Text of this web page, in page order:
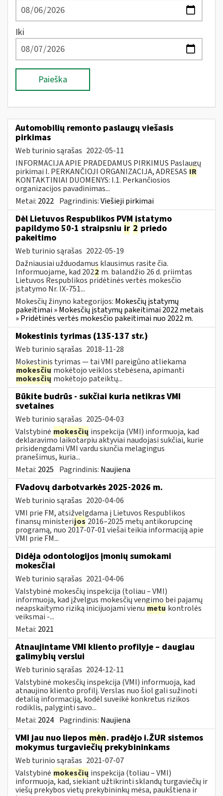
Iki
Paieška
Automobilių remonto paslaugų viešasis
pirkimas
Web turinio sąrašas 2022-05-11
INFORMACIJA APIE PRADEDAMUS PIRKIMUS Paslaugų
pirkimai I. PERKANČIOJI ORGANIZACIJA, ADRESAS IR
KONTAKTINIAI DUOMENYS: I.1. Perkančiosios
organizacijos pavadinimas...
Metai: 2022 Pagrindinis:Viešieji pirkimai
Dėl Lietuvos Respublikos PVM įstatymo
papildymo 50-1 straipsniu ir 2 priedo
pakeitimo
Web turinio sąrašas 2022-05-19
Dažniausiai užduodamus klausimus rasite čia.
Informuojame, kad 2022 m. balandžio 26 d. priimtas
Lietuvos Respublikos pridėtinės vertės mokesčio
įstatymo Nr. IX-751...
Mokesčių žinyno kategorijos: Mokesčių įstatymų
pakeitimai » Mokesčių įstatymų pakeitimai 2022 metais
» Pridėtinės vertės mokesčio pakeitimai nuo 2022 m.
Mokestinis tyrimas (135-137 str.)
Web turinio sąrašas 2018-11-28
Mokestinis tyrimas — tai VMI pareigūno atliekama
mokesčių mokėtojo veiklos stebėsena, apimanti
mokesčių mokėtojo pateiktų...
Būkite budrūs - sukčiai kuria netikras VMI
svetaines
Web turinio sąrašas 2025-04-03
Valstybinė mokesčių inspekcija (VMI) informuoja, kad
deklaravimo laikotarpiu aktyviai naudojasi sukčiai, kurie
prisidengdami VMI vardu siunčia melagingus
pranešimus, kuria...
Metai: 2025 Pagrindinis: Naujiena
FVadovų darbotvarkės 2025-2026 m.
Web turinio sąrašas 2020-04-06
VMI prie FM, atsižvelgdama į Lietuvos Respublikos
finansų ministerijos 2016–2025 metų antikorupcinę
programą, nuo 2017-07-01 viešai teikia informaciją apie
VMI prie FM...
Didėja odontologijos įmonių sumokami
mokesčiai
Web turinio sąrašas 2021-04-06
Valstybinė mokesčių inspekcija (toliau – VMI)
informuoja, kad įžvelgus mokesčių vengimo bei pajamų
neapskaitymo riziką inicijuojami vienu metu kontrolės
veiksmai -...
Metai: 2021
Atnaujintame VMI kliento profilyje – daugiau
galimybių verslui
Web turinio sąrašas 2024-12-11
Valstybinė mokesčių inspekcija (VMI) informuoja, kad
atnaujino kliento profilį. Verslas nuo šiol gali sužinoti
detalią informaciją, kodėl suveikė konkretus rizikos
rodiklis, palyginti savo...
Metai: 2024 Pagrindinis: Naujiena
VMI jau nuo liepos mėn. pradėjo i.ŽUR sistemos
mokymus turgaviečių prekybininkams
Web turinio sąrašas 2021-07-07
Valstybinė mokesčių inspekcija (toliau – VMI)
informuoja, kad, siekiant užtikrinti sklandų turgaviečių ir
viešų prekybos vietų prekybininkų mėsa, paukštiena ir